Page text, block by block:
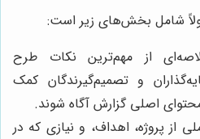
شامل بخش‌های زیر است:
از مهم‌ترین نکات طرح
و تصمیم‌گیرندگان کمک
اصلی گزارش آگاه شوند.
از پروژه، اهداف، و نیازی که در